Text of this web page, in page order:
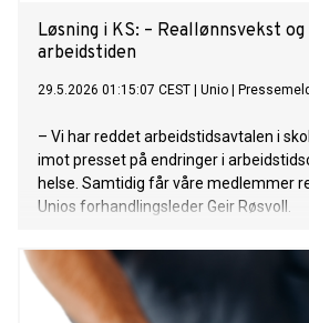
Løsning i KS: – Reallønnsvekst
arbeidstiden
29.5.2026 01:15:07 CEST Unio
– Vi har reddet arbeidstidsavtalen i
imot presset på endringer i
helse. Samtidig får våre medlemmer
Unios forhandlingsleder Geir Røsvoll.